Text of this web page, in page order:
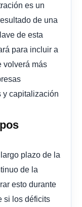
es un
de una
de esta
para incluir a
volverá más
y capitalización
plazo de la
de la
esto durante
si los déficits